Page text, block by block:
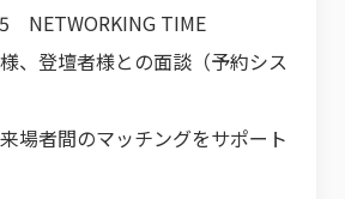
NETWORKING TIME
登壇者様との面談（予約シス
者間のマッチングをサポート